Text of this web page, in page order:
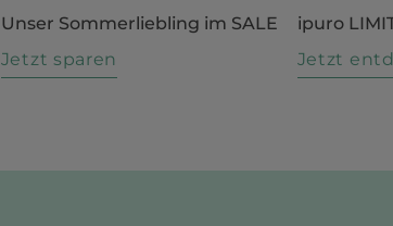
Unser Sommerliebling im SALE
Jetzt sparen
ipuro
Jetzt